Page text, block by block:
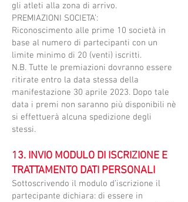
gli atleti alla zona di arrivo.
PREMIAZIONI SOCIETA’:
Riconoscimento alle prime 10 società in
base al numero di partecipanti con un
limite minimo di 20 (venti) iscritti.
N.B. Tutte le premiazioni dovranno essere
ritirate entro la data stessa della
manifestazione 30 aprile 2023. Dopo tale
data i premi non saranno più disponibili nè
si effettuerà alcuna spedizione degli
stessi.​
13. INVIO MODULO DI ISCRIZIONE E
TRATTAMENTO DATI PERSONALI
Sottoscrivendo il modulo d’iscrizione il
partecipante dichiara: di essere in